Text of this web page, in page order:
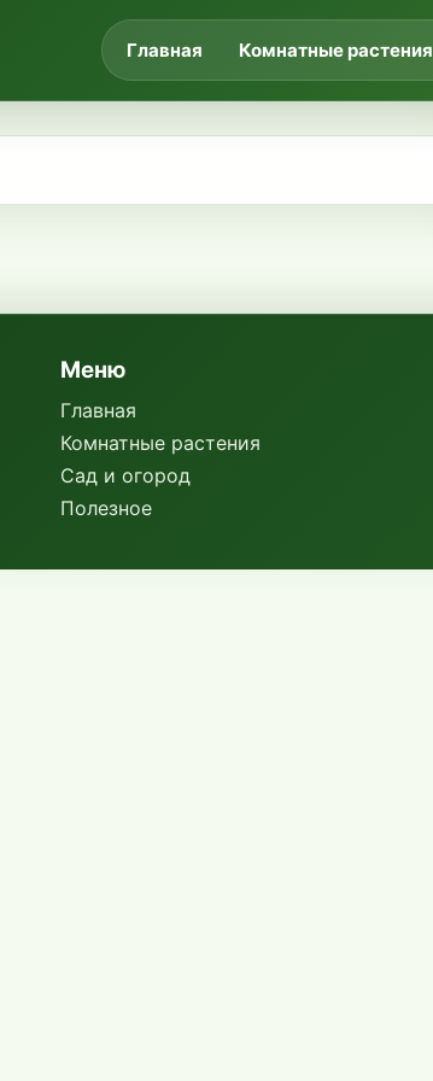
Главная Комнатные растения
Меню
Главная
Комнатные растения
Сад и огород
Полезное